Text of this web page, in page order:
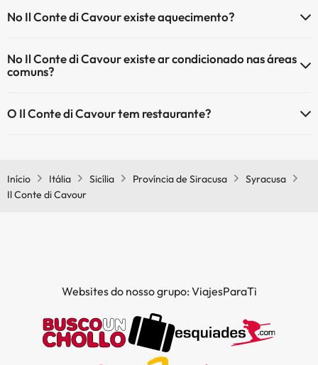
No Il Conte di Cavour existe aquecimento?
No Il Conte di Cavour existe ar condicionado nas áreas
comuns?
O Il Conte di Cavour tem restaurante?
Início Itália Sicília Província de Siracusa
Syracusa
Il Conte di Cavour
Websites do nosso grupo: ViajesParaTi